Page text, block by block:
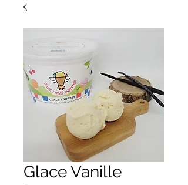
Glace Vanille